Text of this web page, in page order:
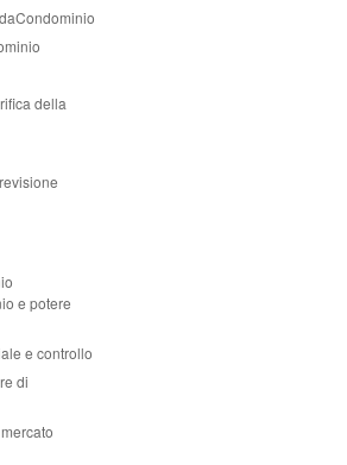
della
e potere
e controllo
di